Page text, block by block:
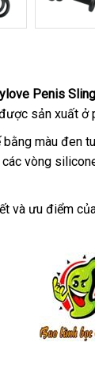
Penis
sản xuất ở
màu đen
thông
các vòng
Trung
và ưu điểm giá